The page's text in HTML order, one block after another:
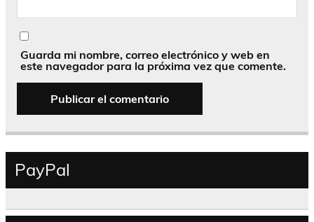
Guarda mi nombre, correo electrónico y web en
este navegador para la próxima vez que comente.
PayPal